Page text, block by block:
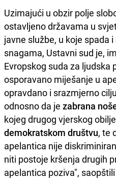
Uzimajući u obzir polje
ostavljeno državama u
javne službe, u koje spada
snagama, Ustavni sud je,
Evropskog suda za ljudska
osporavano miješanje u
opravdano i srazmjerno
odnosno da je zabrana
kojeg drugog vjerskog
demokratskom društvu, te
apelantica nije
niti postoje kršenja drugih
apelantica poziva",